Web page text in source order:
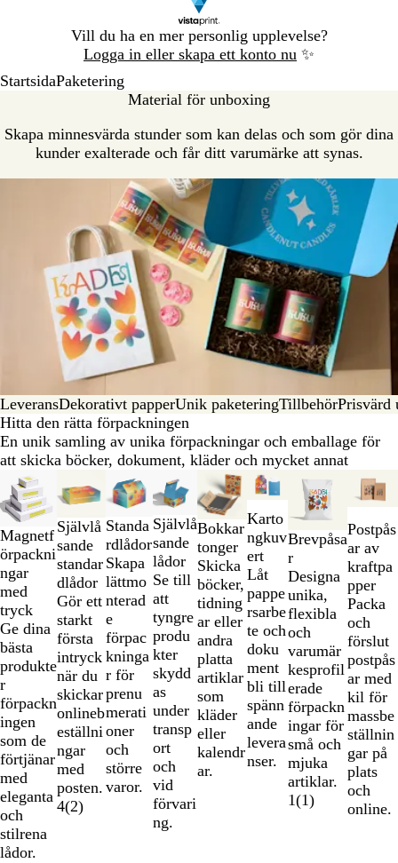
Vill du ha en mer personlig upplevelse?
Logga in eller skapa ett konto nu ✨
1
StartsidaPaketering
Material för unboxing
Skapa minnesvärda stunder som kan delas och som gör dina
kunder exalterade och får ditt varumärke att synas.
LeveransDekorativt papperUnik paketeringTillbehörPrisvärd
Hitta den rätta förpackningen
En unik samling av unika förpackningar och emballage för
att skicka böcker, dokument, kläder och mycket annat
Nyhet
Magnetf
örpackni
ngar
med
tryck
Ge dina
bästa
produkte
r
förpackn
ingen
som de
förtjänar
med
eleganta
och
stilrena
lådor.
Självlå
sande
standar
dlådor
Gör ett
starkt
första
intryck
när du
skickar
onlineb
eställni
ngar
med
posten.
4(2)
Nyhet
Standa
rdlådor
Skapa
lättmo
nterad
e
förpac
kninga
r för
prenu
merati
oner
och
större
varor.
Självlå
sande
lådor
Se till
att
tyngre
produ
kter
skydd
as
under
transp
ort
och
vid
förvari
ng.
Bokkar
tonger
Skicka
böcker,
tidning
ar eller
andra
platta
artiklar
som
kläder
eller
kalendr
ar.
Karto
ngkuv
ert
Låt
pappe
rsarbe
te och
doku
ment
bli till
spänn
ande
levera
nser.
Brevpåsa
r
Designa
unika,
flexibla
och
varumär
kesprofil
erade
förpackn
ingar för
små och
mjuka
artiklar.
1(1)
Postpås
ar av
kraftpa
pper
Packa
och
förslut
postpås
ar med
kil för
massbe
ställnin
gar på
plats
och
online.
Bild
1
till
2
av
8